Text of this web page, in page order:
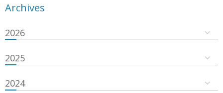
Archives
2026
2025
2024